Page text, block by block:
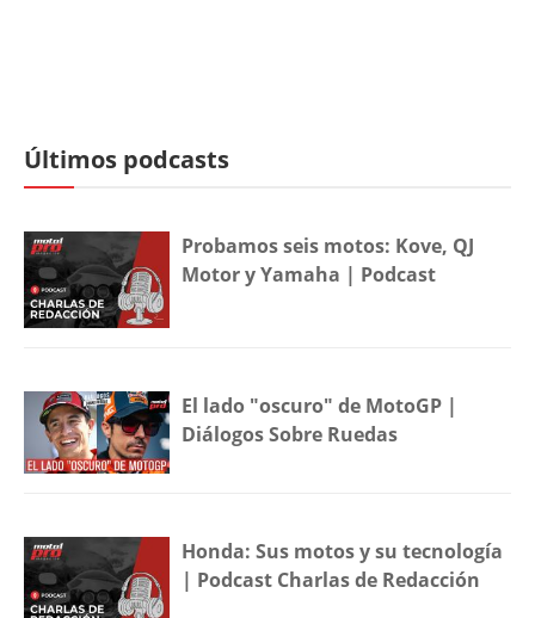
Últimos podcasts
Probamos seis motos: Kove, QJ
Motor y Yamaha | Podcast
El lado "oscuro" de MotoGP |
Diálogos Sobre Ruedas
Honda: Sus motos y su tecnología
| Podcast Charlas de Redacción